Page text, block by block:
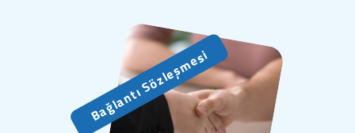
Bağlantı Sözleşmesi